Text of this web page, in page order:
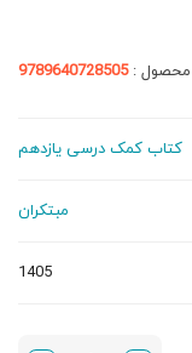
محصول :9789640728505
کتاب کمک درسی یازدهم
مبتکران
1405